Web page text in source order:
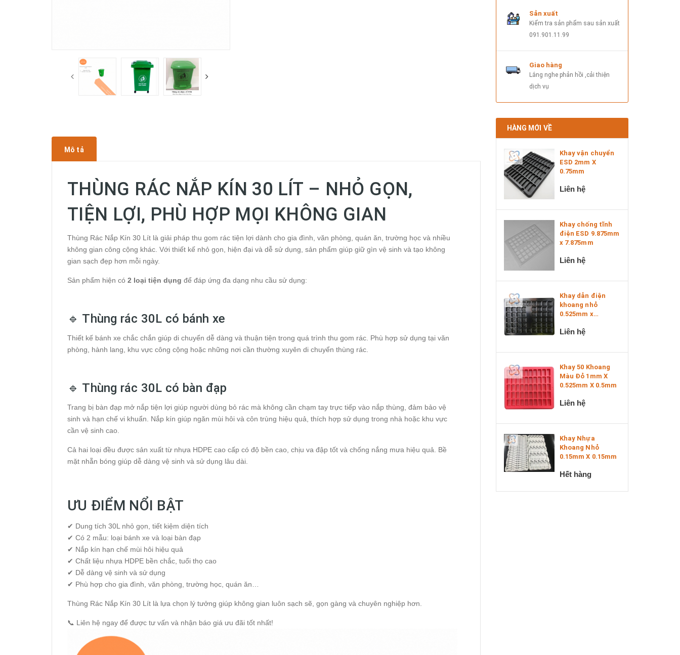
Mô tả
THÙNG RÁC NẮP KÍN 30 LÍT – NHỎ GỌN,
TIỆN LỢI, PHÙ HỢP MỌI KHÔNG GIAN
Thùng Rác Nắp Kín 30 Lít là giải pháp thu gom rác tiện lợi dành cho gia đình, văn phòng, quán ăn, trường học và nhiều
không gian công cộng khác. Với thiết kế nhỏ gọn, hiện đại và dễ sử dụng, sản phẩm giúp giữ gìn vệ sinh và tạo không
gian sạch đẹp hơn mỗi ngày.
Sản phẩm hiện có 2 loại tiện dụng để đáp ứng đa dạng nhu cầu sử dụng:
🔹 Thùng rác 30L có bánh xe
Thiết kế bánh xe chắc chắn giúp di chuyển dễ dàng và thuận tiện trong quá trình thu gom rác. Phù hợp sử dụng tại văn
phòng, hành lang, khu vực công cộng hoặc những nơi cần thường xuyên di chuyển thùng rác.
🔹 Thùng rác 30L có bàn đạp
Trang bị bàn đạp mở nắp tiện lợi giúp người dùng bỏ rác mà không cần chạm tay trực tiếp vào nắp thùng, đảm bảo vệ
sinh và hạn chế vi khuẩn. Nắp kín giúp ngăn mùi hôi và côn trùng hiệu quả, thích hợp sử dụng trong nhà hoặc khu vực
cần vệ sinh cao.
Cả hai loại đều được sản xuất từ nhựa HDPE cao cấp có độ bền cao, chịu va đập tốt và chống nắng mưa hiệu quả. Bề
mặt nhẵn bóng giúp dễ dàng vệ sinh và sử dụng lâu dài.
ƯU ĐIỂM NỔI BẬT
✔ Dung tích 30L nhỏ gọn, tiết kiệm diện tích
✔ Có 2 mẫu: loại bánh xe và loại bàn đạp
✔ Nắp kín hạn chế mùi hôi hiệu quả
✔ Chất liệu nhựa HDPE bền chắc, tuổi thọ cao
✔ Dễ dàng vệ sinh và sử dụng
✔ Phù hợp cho gia đình, văn phòng, trường học, quán ăn…
Thùng Rác Nắp Kín 30 Lít là lựa chọn lý tưởng giúp không gian luôn sạch sẽ, gọn gàng và chuyên nghiệp hơn.
📞 Liên hệ ngay để được tư vấn và nhận báo giá ưu đãi tốt nhất!
Sản xuất
Kiểm tra sản phẩm sau sản xuất
091.901.11.99
Giao hàng
Lắng nghe phản hồi ,cải thiện
dịch vụ
HÀNG MỚI VỀ
Khay vận chuyển
ESD 2mm X
0.75mm
Liên hệ
Khay chống tĩnh
điện ESD 9.875mm
x 7.875mm
Liên hệ
Khay dẫn điện
khoang nhỏ
0.525mm x
Liên hệ
Khay 50 Khoang
Màu Đỏ 1mm X
0.525mm X 0.5mm
Liên hệ
Khay Nhựa
Khoang Nhỏ
0.15mm X 0.15mm
Hết hàng